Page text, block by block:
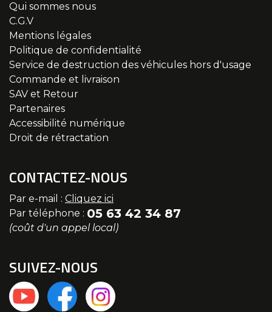
Qui sommes nous
C.G.V
Mentions légales
Politique de confidentialité
Service de destruction des véhicules hors d'usage
Commande et livraison
SAV et Retour
Partenaires
Accessibilité numérique
Droit de rétractation
CONTACTEZ-NOUS
Par e-mail : Cliquez ici
Par téléphone : 05 63 42 34 87
(coût d'un appel local)
SUIVEZ-NOUS